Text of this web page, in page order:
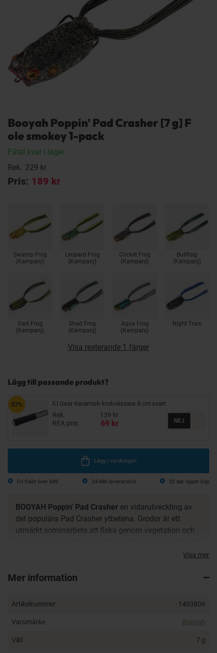
Booyah Poppin' Pad Crasher [7 g] F
ole smokey 1-pack
Fåtal kvar i lager
Rek. 229 kr
Pris: 189 kr
Swamp Frog
(Kampanj)
Leopard Frog
(Kampanj)
Cricket Frog
(Kampanj)
Bullfrog
(Kampanj)
Dart Frog
(Kampanj)
Shad Frog
(Kampanj)
Aqua Frog
(Kampanj)
Night Train
Visa resterande 1 färger
Lägg till passande produkt?
37% FJ Gear Keramisk krokvässare 8 cm svart
Rek.
139 kr
REA pris:
69 kr
Lägg i varukorgen
Fri frakt över 699 24-48h leveranstid 30 dar öppet köp
BOOYAH Poppin' Pad Crasher en vidarutveckling av
det populära Pad Crasher ytbetena. Grodor är ett
utmärkt sommarbete att fiska genom vegetation och
Vikt: 7 g
Visa mer
Mer information
Artikelnummer 1403806
Varumärke Booyah
Vikt 7 g